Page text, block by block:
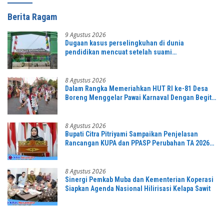
Berita Ragam
9 Agustus 2026
Dugaan kasus perselingkuhan di dunia
pendidikan mencuat setelah suami
8 Agustus 2026
Dalam Rangka Memeriahkan HUT RI ke-81 Desa
Boreng Menggelar Pawai Karnaval Dengan Begitu
8 Agustus 2026
Bupati Citra Pitriyami Sampaikan Penjelasan
Rancangan KUPA dan PPASP Perubahan TA 2026
8 Agustus 2026
Sinergi Pemkab Muba dan Kementerian Koperasi
Siapkan Agenda Nasional Hilirisasi Kelapa Sawit